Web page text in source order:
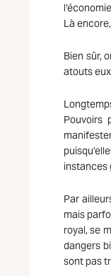
Là
Bien sûr,
atouts
Pouvoirs
instances
Par
mais
royal, se
dangers
sont pas